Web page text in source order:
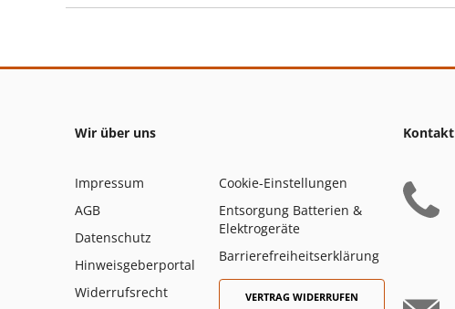
Wir über uns
Impressum
AGB
Datenschutz
Hinweisgeberportal
Widerrufsrecht
Cookie-Einstellungen
Entsorgung Batterien &
Elektrogeräte
Barrierefreiheitserklärung
VERTRAG WIDERRUFEN
Kontakt